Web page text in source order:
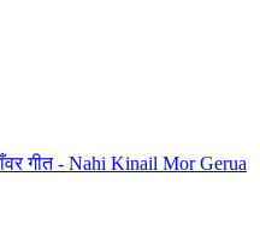
गीत - Nahi Kinail Mor Gerua